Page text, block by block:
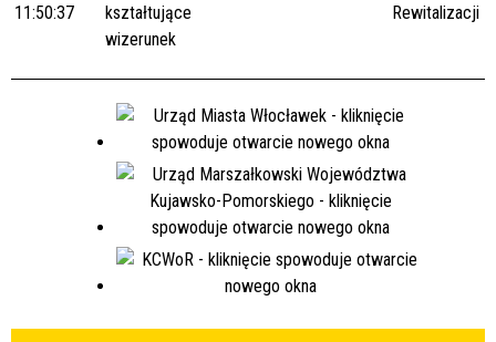
11:50:37
kształtujące
wizerunek
Rewitalizacji